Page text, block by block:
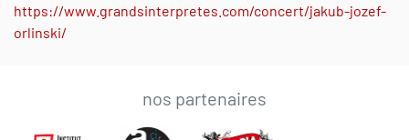
https://www.grandsinterpretes.com/concert/jakub-jozef-
orlinski/
nos partenaires